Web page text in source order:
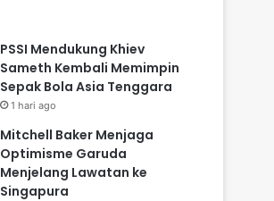
PSSI Mendukung Khiev
Sameth Kembali Memimpin
Sepak Bola Asia Tenggara
1 hari ago
Mitchell Baker Menjaga
Optimisme Garuda
Menjelang Lawatan ke
Singapura